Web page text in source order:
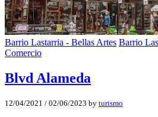
Barrio Lastarria - Bellas Artes Barrio
Comercio
Blvd Alameda
12/04/2021 / 02/06/2023 by turismo